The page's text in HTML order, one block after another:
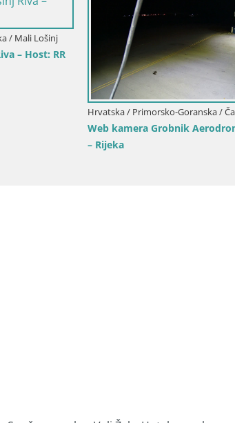
Hrvatska / Primorsko-Goranska /
Web kamera Volosko
Pogled uživo na luku | Opatija